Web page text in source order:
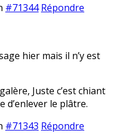
#71344 Répondre
hier mais il n’y est
Juste c’est chiant
d’enlever le plâtre.
#71343 Répondre